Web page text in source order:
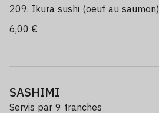
209. Ikura sushi (oeuf au saumon)
6,00 €
SASHIMI
Servis par 9 tranches